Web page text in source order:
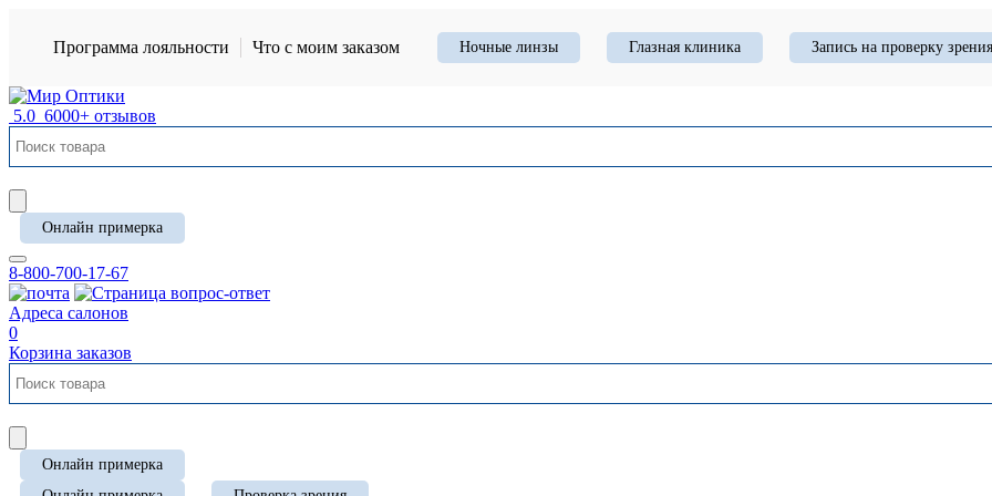
Программа лояльности Что с моим заказом Ночные линзы Глазная клиника Запись на проверку зрения
5.0 6000+ отзывов
Онлайн примерка
8-800-700-17-67
Адреса салонов
0
Корзина заказов
Онлайн примерка